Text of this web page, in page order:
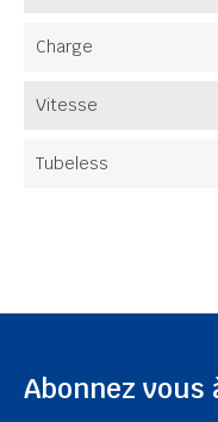
Charge
Vitesse
Tubeless
Abonnez